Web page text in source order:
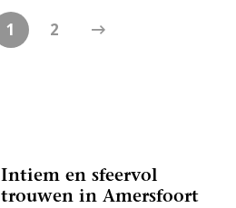
1 2
Intiem en sfeervol
trouwen in Amersfoort